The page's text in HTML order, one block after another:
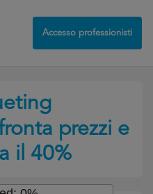
Accesso professionisti
prezzi e
il 40%